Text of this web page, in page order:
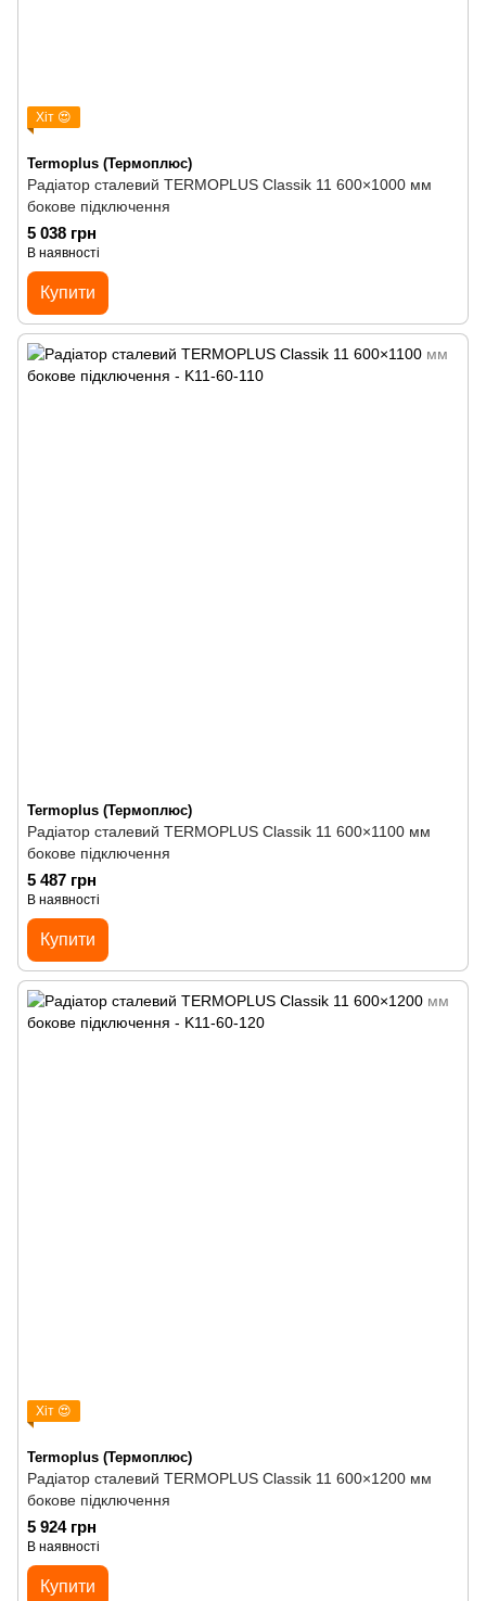
Хіт 😍
Termoplus (Термоплюс)
Радіатор сталевий TERMOPLUS Classik 11 600×1000 мм
бокове підключення
5 038 грн
В наявності
Купити
Termoplus (Термоплюс)
Радіатор сталевий TERMOPLUS Classik 11 600×1100 мм
бокове підключення
5 487 грн
В наявності
Купити
Хіт 😍
Termoplus (Термоплюс)
Радіатор сталевий TERMOPLUS Classik 11 600×1200 мм
бокове підключення
5 924 грн
В наявності
Купити